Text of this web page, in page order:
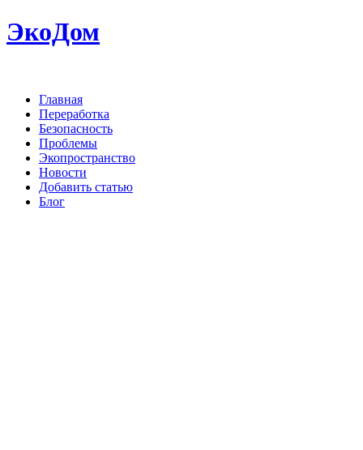
ЭкоДом
Главная
Переработка
Безопасность
Проблемы
Экопространство
Новости
Добавить статью
Блог